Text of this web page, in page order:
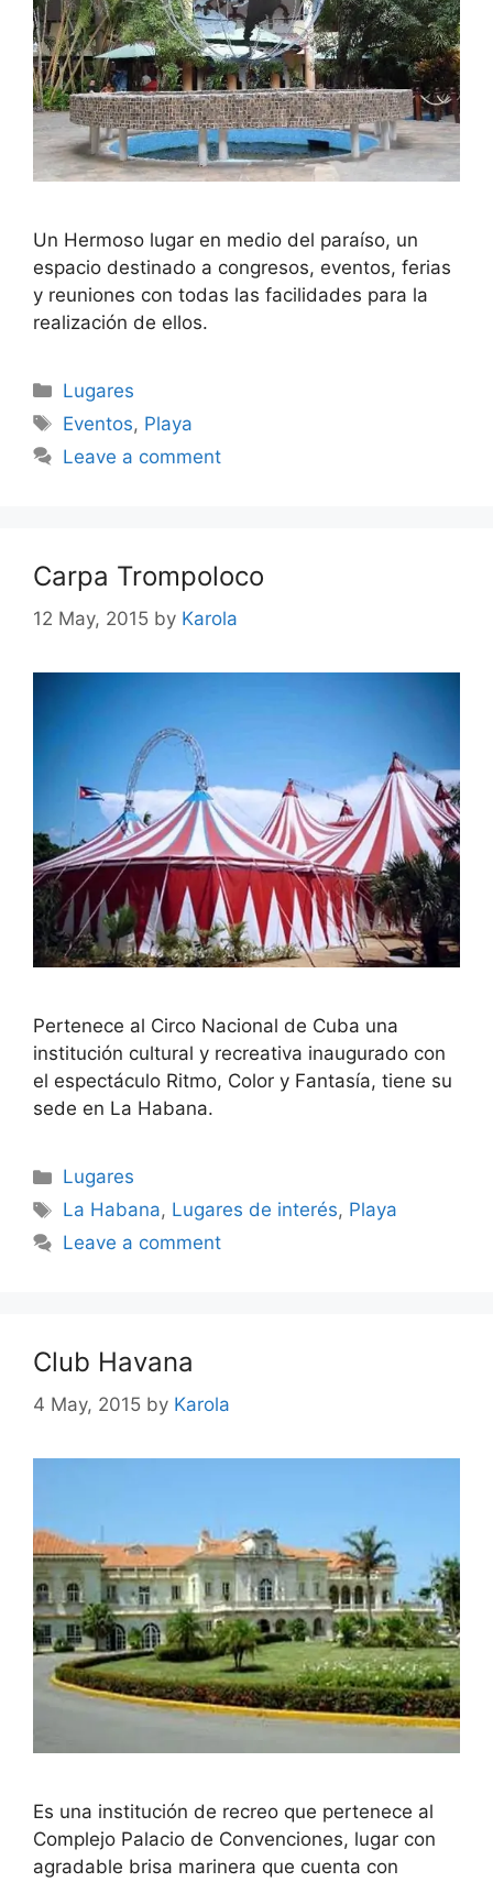
Un Hermoso lugar en medio del paraíso, un
espacio destinado a congresos, eventos, ferias
y reuniones con todas las facilidades para la
realización de ellos.
Categories
Lugares
Tags
Eventos, Playa
Leave a comment
Carpa Trompoloco
12 May, 2015 by Karola
Pertenece al Circo Nacional de Cuba una
institución cultural y recreativa inaugurado con
el espectáculo Ritmo, Color y Fantasía, tiene su
sede en La Habana.
Categories
Lugares
Tags
La Habana, Lugares de interés, Playa
Leave a comment
Club Havana
4 May, 2015 by Karola
Es una institución de recreo que pertenece al
Complejo Palacio de Convenciones, lugar con
agradable brisa marinera que cuenta con